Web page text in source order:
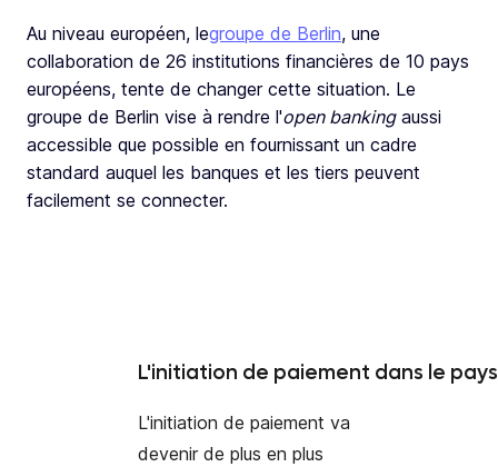
Au niveau européen, legroupe de Berlin, une
collaboration de 26 institutions financières de 10 pays
européens, tente de changer cette situation. Le
groupe de Berlin vise à rendre l'open bankingaussi
accessible que possible en fournissant un cadre
standard auquel les banques et les tiers peuvent
facilement se connecter.
L'initiation de paiement dans le
L'initiation de paiement va
devenir de plus en plus